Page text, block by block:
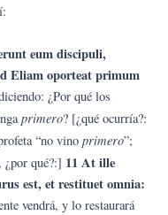
eum discipuli,
Eliam oporteat primum
¿Por qué los
primero? [¿qué ocurría?:
“no vino primero”;
, ¿por qué?:] 11 At ille
est, et restituet omnia:
vendrá, y lo restaurará